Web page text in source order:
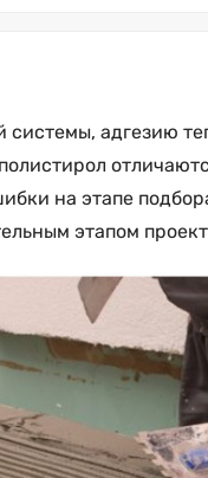
адгезию
на этапе
этапом